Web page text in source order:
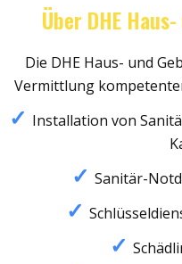
Über DHE
Die DHE Haus- und
Vermittlung
Installation von
Sanitär-